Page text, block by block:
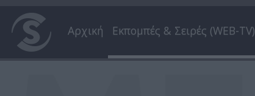
Αρχική Εκπομπές & Σειρές (WEB-TV)